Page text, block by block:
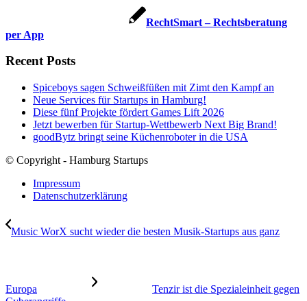
RechtSmart – Rechtsberatung
per App
Recent Posts
Spiceboys sagen Schweißfüßen mit Zimt den Kampf an
Neue Services für Startups in Hamburg!
Diese fünf Projekte fördert Games Lift 2026
Jetzt bewerben für Startup-Wettbewerb Next Big Brand!
goodBytz bringt seine Küchenroboter in die USA
© Copyright - Hamburg Startups
Impressum
Datenschutzerklärung
Music WorX sucht wieder die besten Musik-Startups aus ganz
Europa
Tenzir ist die Spezialeinheit gegen